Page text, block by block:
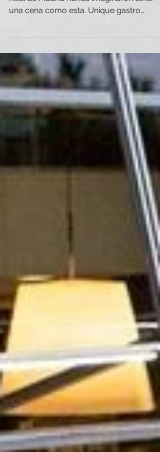
Experience
una cena como esta. Unique gastro
mapping experience....